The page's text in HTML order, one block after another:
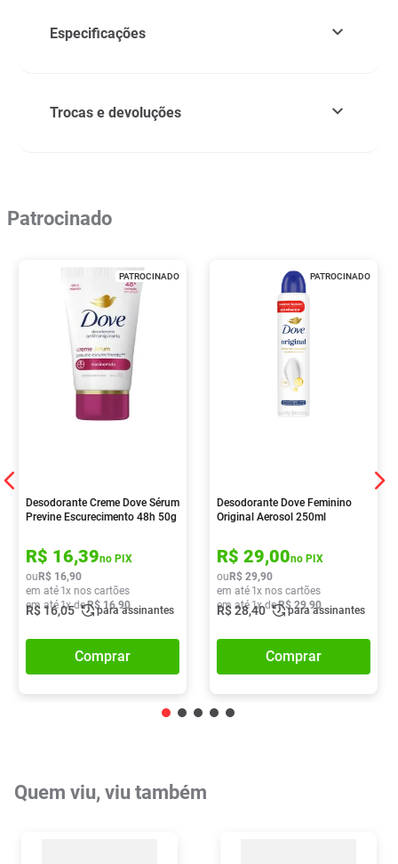
Especificações
Trocas e devoluções
Patrocinado
PATROCINADO
Desodorante Creme Dove Sérum
Previne Escurecimento 48h 50g
R$ 16,39no PIX
ou R$ 16,90
em até 1x nos cartões
em até1x deR$ 16,90
R$16,05 para assinantes
Comprar
PATROCINADO
Desodorante Dove Feminino
Original Aerosol 250ml
R$ 29,00no PIX
ou R$ 29,90
em até 1x nos cartões
em até 1x deR$ 29,90
R$28,40 para assinantes
Comprar
Quem viu, viu também